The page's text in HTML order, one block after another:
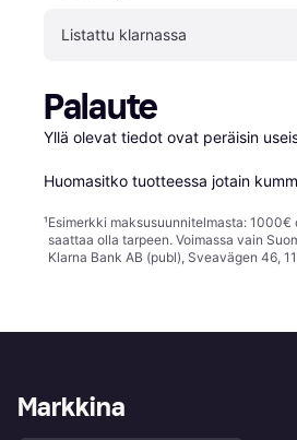
Listattu klarnassa
Palaute
Yllä olevat tiedot ovat peräisin
Huomasitko tuotteessa jotain
¹Esimerkki maksusuunnitelmasta: 1000€
saattaa olla tarpeen. Voimassa vain
Klarna Bank AB (publ), Sveavägen 46,
Markkina